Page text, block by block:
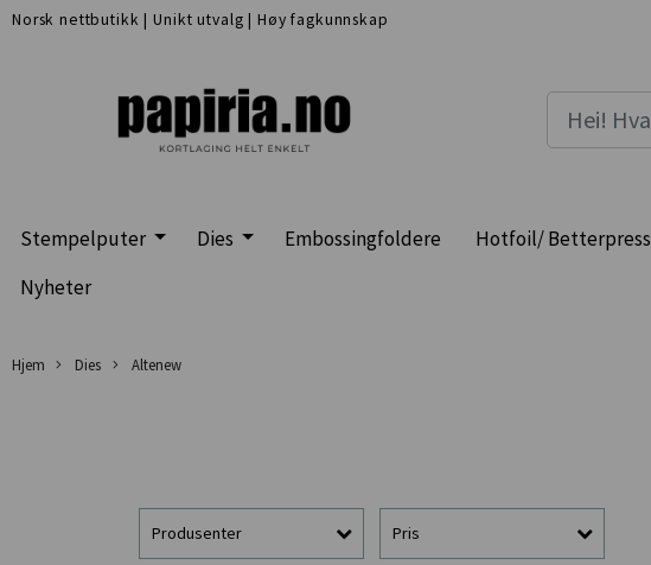
Norsk nettbutikk |Unikt utvalg | Høy fagkunnskap
Stempelputer Dies Embossingfoldere Hotfoil/ Betterpress
Nyheter
Hjem Dies Altenew
Produsenter Pris